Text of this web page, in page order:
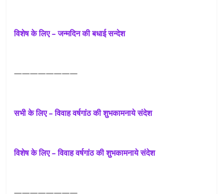
विशेष के लिए – जन्मदिन की बधाई सन्देश
————————
सभी के लिए – विवाह वर्षगांठ की शुभकामनाये संदेश
विशेष के लिए – विवाह वर्षगांठ की शुभकामनाये संदेश